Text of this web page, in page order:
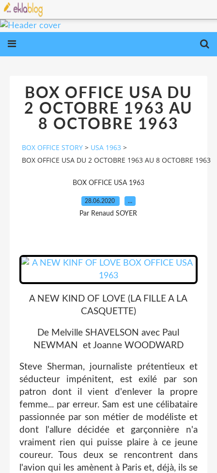
BOX OFFICE USA DU
2 OCTOBRE 1963 AU
8 OCTOBRE 1963
BOX OFFICE STORY > USA 1963 >
BOX OFFICE USA DU 2 OCTOBRE 1963 AU 8 OCTOBRE 1963
BOX OFFICE USA 1963
28.06.2020 …
Par Renaud SOYER
A NEW KIND OF LOVE (LA FILLE A LA
CASQUETTE)
De Melville SHAVELSON avec Paul
NEWMAN et Joanne WOODWARD
Steve Sherman, journaliste prétentieux et
séducteur impénitent, est exilé par son
patron dont il vient d'enlever la propre
femme... par erreur. Sam est une célibataire
passionnée par son métier de modéliste et
dont l'allure décidée et garçonnière n'a
vraiment rien qui puisse plaire à ce jeune
coureur. Tous deux se rencontrent dans
l'avion qui les amènent à Paris et, déjà, ils se